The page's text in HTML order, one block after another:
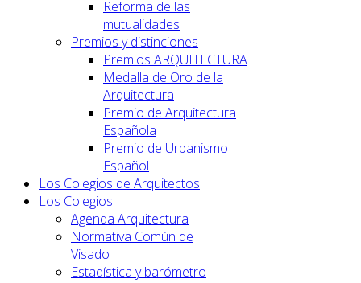
Reforma de las
mutualidades
Premios y distinciones
Premios ARQUITECTURA
Medalla de Oro de la
Arquitectura
Premio de Arquitectura
Española
Premio de Urbanismo
Español
Los Colegios de Arquitectos
Los Colegios
Agenda Arquitectura
Normativa Común de
Visado
Estadística y barómetro